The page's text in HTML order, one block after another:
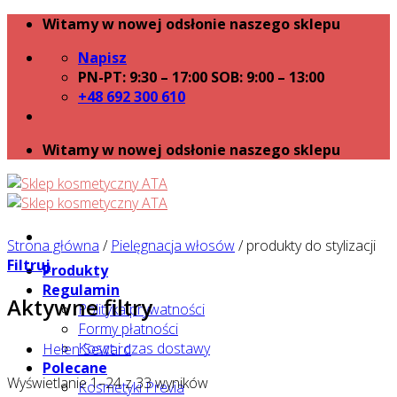
Skip
content
Witamy w nowej odsłonie naszego sklepu
Napisz
PN-PT: 9:30 – 17:00 SOB: 9:00 – 13:00
+48 692 300 610
Witamy w nowej odsłonie naszego sklepu
Produkty
Regulamin
Polityka prywatności
Formy płatności
Koszt i czas dostawy
Polecane
Kosmetyki Previa
Strona główna / Pielęgnacja włosów/produkty do stylizacji
Filtruj
Aktywne filtry
Helen Seward
Wyświetlanie 1–24 z 33 wyników